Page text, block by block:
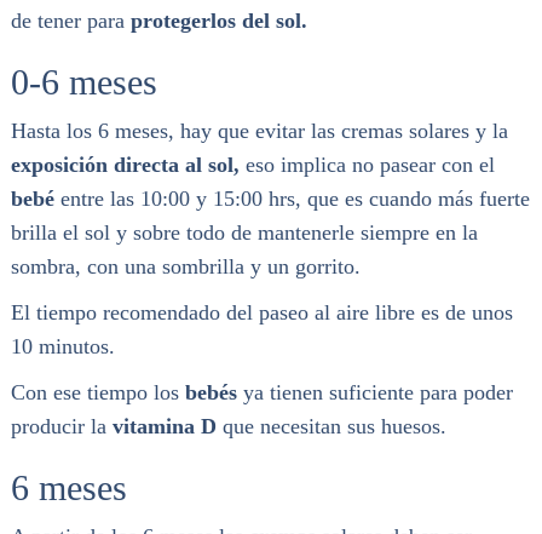
de tener para protegerlos del sol.
0-6 meses
Hasta los 6 meses, hay que evitar las cremas solares y la
exposición directa al sol, eso implica no pasear con el
bebéentre las 10:00 y 15:00 hrs, que es cuando más fuerte
brilla el sol y sobre todo de mantenerle siempre en la
sombra, con una sombrilla y un gorrito.
El tiempo recomendado del paseo al aire libre es de unos
10 minutos.
Con ese tiempo los bebésya tienen suficiente para poder
producir la vitamina D que necesitan sus huesos.
6 meses